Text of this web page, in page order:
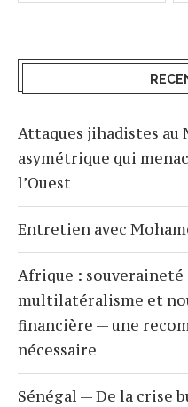
Attaques jihadistes au
asymétrique qui
l’Ouest
Entretien avec
Afrique : souveraineté
multilatéralisme et
financière — une
nécessaire
Sénégal — De la crise